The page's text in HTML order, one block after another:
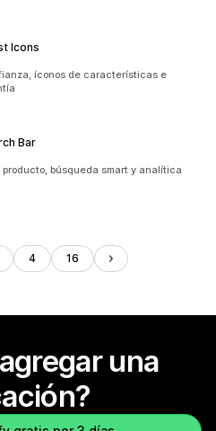
Icons
íconos de características e
Bar
búsqueda smart y analítica
4 16
una